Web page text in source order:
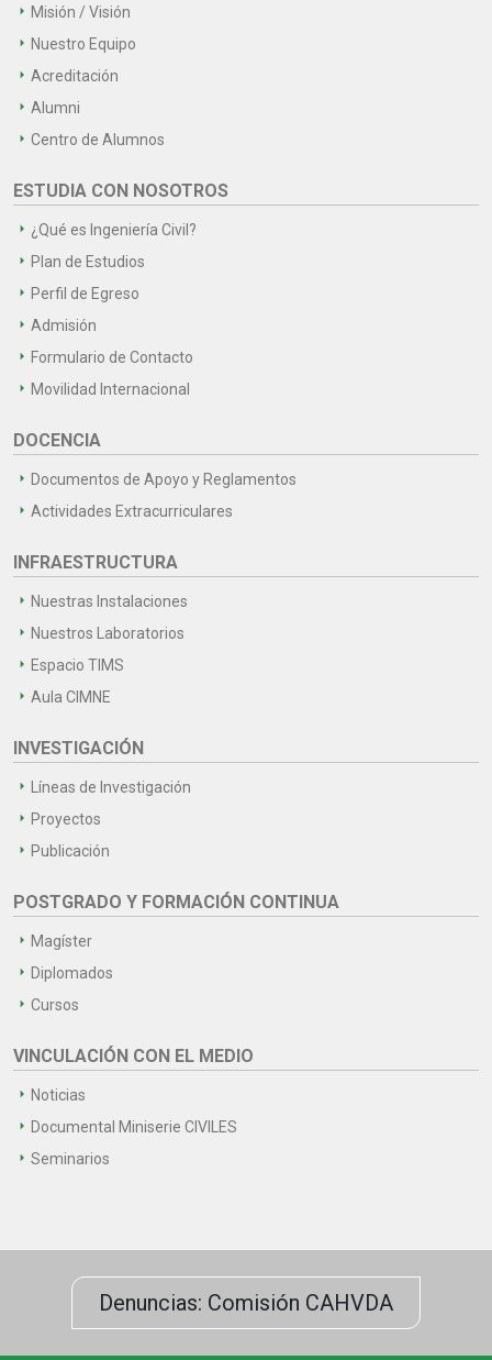
Misión / Visión
Nuestro Equipo
Acreditación
Alumni
Centro de Alumnos
ESTUDIA CON NOSOTROS
¿Qué es Ingeniería Civil?
Plan de Estudios
Perfil de Egreso
Admisión
Formulario de Contacto
Movilidad Internacional
DOCENCIA
Documentos de Apoyo y Reglamentos
Actividades Extracurriculares
INFRAESTRUCTURA
Nuestras Instalaciones
Nuestros Laboratorios
Espacio TIMS
Aula CIMNE
INVESTIGACIÓN
Líneas de Investigación
Proyectos
Publicación
POSTGRADO Y FORMACIÓN CONTINUA
Magíster
Diplomados
Cursos
VINCULACIÓN CON EL MEDIO
Noticias
Documental Miniserie CIVILES
Seminarios
Denuncias: Comisión CAHVDA